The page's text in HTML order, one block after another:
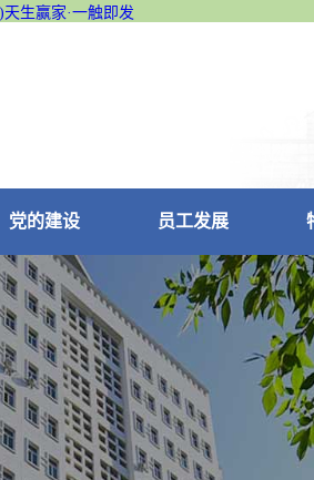
生赢家·一触即发
党的建设 员工发展